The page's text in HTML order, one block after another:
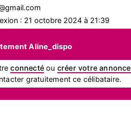
: 21 octobre 2024 à 21:39
Aline_dispo
connecté ou créer votre annonce
gratuitement ce célibataire.